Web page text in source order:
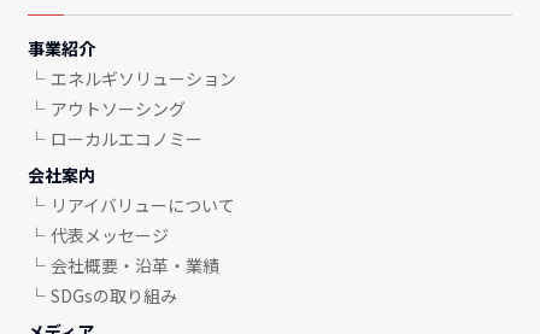
事業紹介
エネルギソリューション
アウトソーシング
ローカルエコノミー
会社案内
リアイバリューについて
代表メッセージ
会社概要・沿革・業績
SDGsの取り組み